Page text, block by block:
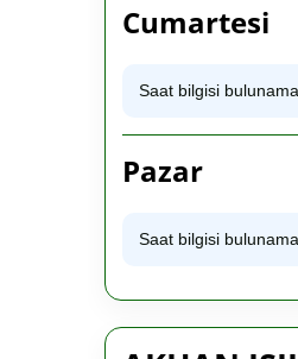
Cumartesi
Saat bilgisi
Pazar
Saat bilgisi